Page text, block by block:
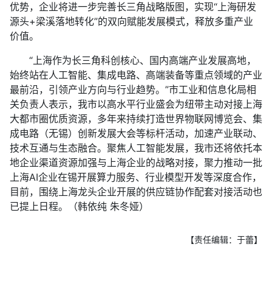
优势，企业将进一步完善长三角战略版图，实现“上海研发
源头+梁溪落地转化”的双向赋能发展模式，释放多重产业
价值。
“上海作为长三角科创核心、国内高端产业发展高地，
始终站在人工智能、集成电路、高端装备等重点领域的产业
最前沿，引领产业方向与行业趋势。”市工业和信息化局相
关负责人表示，我市以高水平行业盛会为纽带主动对接上海
大都市圈优质资源，多年来持续打造世界物联网博览会、集
成电路（无锡）创新发展大会等标杆活动，加速产业联动、
技术互通与生态融合。聚焦人工智能发展，我市还将依托本
地企业渠道资源加强与上海企业的战略对接，聚力推动一批
上海AI企业在锡开展算力服务、行业模型开发等深度合作，
目前，围绕上海龙头企业开展的供应链协作配套对接活动也
已提上日程。（韩依纯 朱冬娅）
【责任编辑：于蕾】